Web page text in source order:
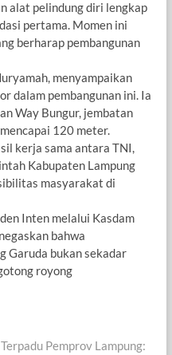
alat pelindung diri lengkap
pertama. Momen ini
berharap pembangunan
menyampaikan
dalam pembangunan ini. Ia
Way Bungur, jembatan
120 meter.
kerja sama antara TNI,
Kabupaten Lampung
masyarakat di
Inten melalui Kasdam
bahwa
Garuda bukan sekadar
royong
Pemprov Lampung: